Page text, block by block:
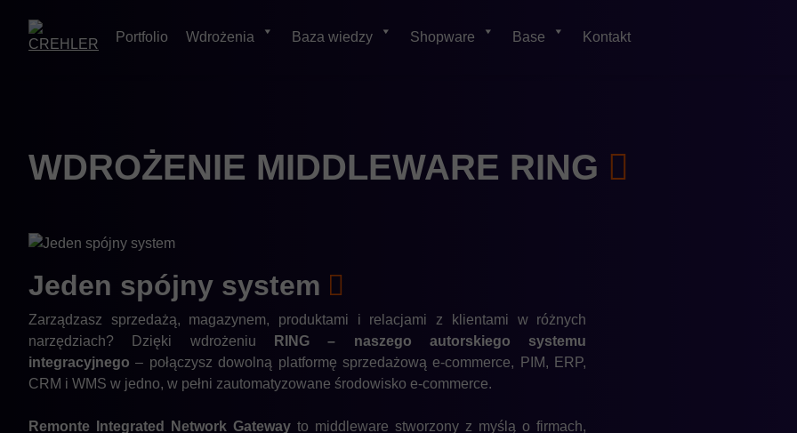
Portfolio Wdrożenia Baza wiedzy Shopware Base Kontakt
WDROŻENIE MIDDLEWARE RING
Jeden spójny system
Zarządzasz sprzedażą, magazynem, produktami i relacjami z klientami w różnych
narzędziach? Dzięki wdrożeniu
RING – naszego autorskiego systemu
integracyjnego – połączysz dowolną platformę sprzedażową e-commerce, PIM, ERP,
CRM i WMS w jedno, w pełni zautomatyzowane środowisko e-commerce.
Remonte Integrated Network Gateway to middleware stworzony z myślą o firmach,